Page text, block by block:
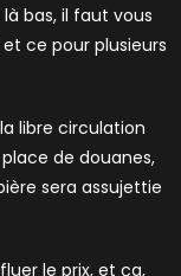
bas, il faut vous
ce pour plusieurs
libre circulation
de douanes,
sera assujettie
le prix, et ça,